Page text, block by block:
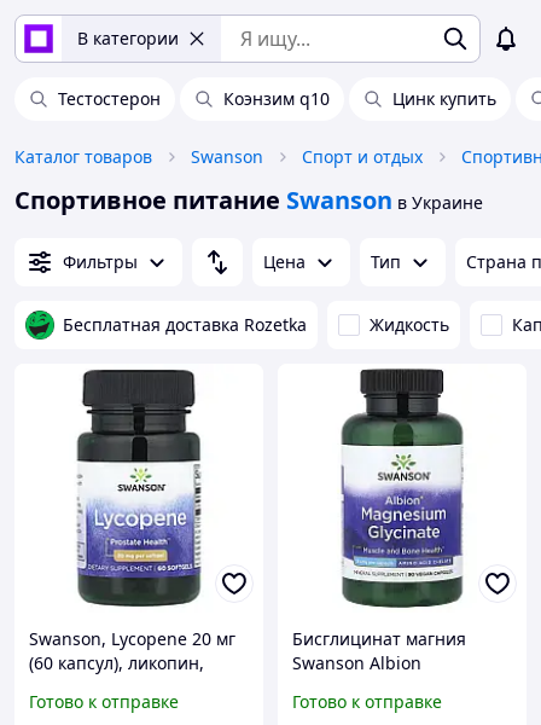
В категории
Тестостерон Коэнзим q10 Цинк купить
Каталог товаров Swanson Спорт и отдых
Спортивное питание Swanson в Украине
Фильтры Цена Тип Страна
Бесплатная доставка Rozetka Жидкость
Swanson, Lycopene 20 мг
(60 капсул), ликопин,
Готово к отправке
Бисглицинат магния
Swanson Albion
мг 90 капс.
Готово к отправке